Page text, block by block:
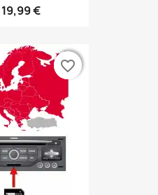
19,99 €
favorite_border
favorite_border